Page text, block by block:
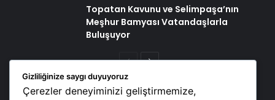
Topatan Kavunu ve Selimpaşa’nın
Meşhur Bamyası Vatandaşlarla
Buluşuyor
ÖncekiSonraki
Gizliliğinize saygı duyuyoruz
Çerezler deneyiminizi geliştirmemize,